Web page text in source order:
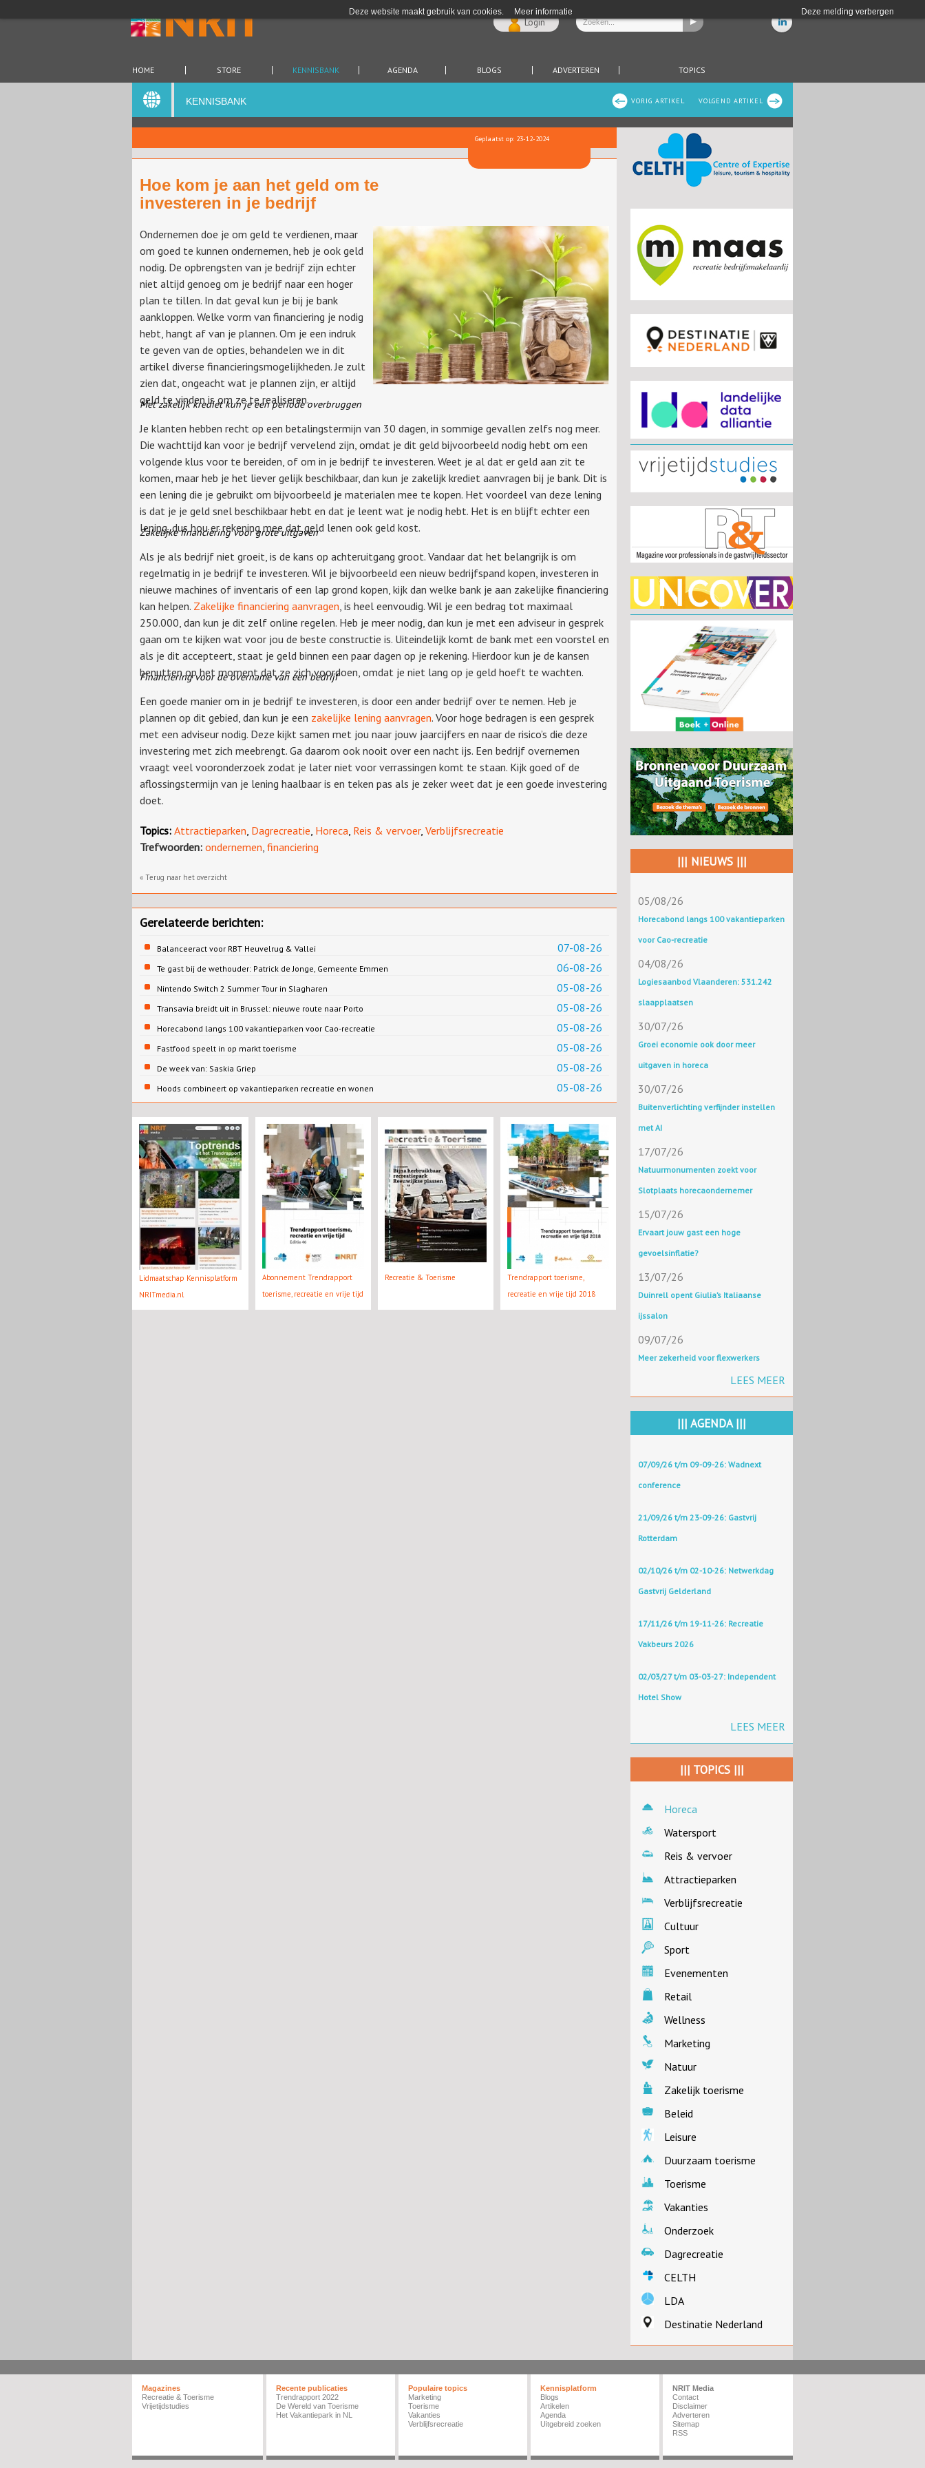
Deze website maakt gebruik van cookies. Meer informatie Deze melding verbergen
Login
HOME STORE KENNISBANK AGENDA BLOGS ADVERTEREN TOPICS
VOLGEND ARTIKEL
VORIG ARTIKEL
KENNISBANK
Geplaatst op: 23-12-2024
Hoe kom je aan het geld om te
investeren in je bedrijf
Ondernemen doe je om geld te verdienen, maar
om goed te kunnen ondernemen, heb je ook geld
nodig. De opbrengsten van je bedrijf zijn echter
niet altijd genoeg om je bedrijf naar een hoger
plan te tillen. In dat geval kun je bij je bank
aankloppen. Welke vorm van financiering je nodig
hebt, hangt af van je plannen. Om je een indruk
te geven van de opties, behandelen we in dit
artikel diverse financieringsmogelijkheden. Je zult
zien dat, ongeacht wat je plannen zijn, er altijd
geld te vinden is om ze te realiseren.
Met zakelijk krediet kun je een periode overbruggen
Je klanten hebben recht op een betalingstermijn van 30 dagen, in sommige gevallen zelfs nog meer.
Die wachttijd kan voor je bedrijf vervelend zijn, omdat je dit geld bijvoorbeeld nodig hebt om een
volgende klus voor te bereiden, of om in je bedrijf te investeren. Weet je al dat er geld aan zit te
komen, maar heb je het liever gelijk beschikbaar, dan kun je zakelijk krediet aanvragen bij je bank. Dit is
een lening die je gebruikt om bijvoorbeeld je materialen mee te kopen. Het voordeel van deze lening
is dat je je geld snel beschikbaar hebt en dat je leent wat je nodig hebt. Het is en blijft echter een
lening, dus hou er rekening mee dat geld lenen ook geld kost.
Zakelijke financiering voor grote uitgaven
Als je als bedrijf niet groeit, is de kans op achteruitgang groot. Vandaar dat het belangrijk is om
regelmatig in je bedrijf te investeren. Wil je bijvoorbeeld een nieuw bedrijfspand kopen, investeren in
nieuwe machines of inventaris of een lap grond kopen, kijk dan welke bank je aan zakelijke financiering
kan helpen. Zakelijke financiering aanvragen , is heel eenvoudig. Wil je een bedrag tot maximaal
250.000, dan kun je dit zelf online regelen. Heb je meer nodig, dan kun je met een adviseur in gesprek
gaan om te kijken wat voor jou de beste constructie is. Uiteindelijk komt de bank met een voorstel en
als je dit accepteert, staat je geld binnen een paar dagen op je rekening. Hierdoor kun je de kansen
benutten op het moment dat ze zich voordoen, omdat je niet lang op je geld hoeft te wachten.
Financiering voor de overname van een bedrijf
Een goede manier om in je bedrijf te investeren, is door een ander bedrijf over te nemen. Heb je
plannen op dit gebied, dan kun je een zakelijke lening aanvragen. Voor hoge bedragen is een gesprek
met een adviseur nodig. Deze kijkt samen met jou naar jouw jaarcijfers en naar de risico’s die deze
investering met zich meebrengt. Ga daarom ook nooit over een nacht ijs. Een bedrijf overnemen
vraagt veel vooronderzoek zodat je later niet voor verrassingen komt te staan. Kijk goed of de
aflossingstermijn van je lening haalbaar is en teken pas als je zeker weet dat je een goede investering
doet.
Topics: Attractieparken Dagrecreatie Horeca Reis & vervoer, Verblijfsrecreatie
Trefwoorden: ondernemen financiering
« Terug naar het overzicht
Gerelateerde berichten:
07-08-26
Balanceeract voor RBT Heuvelrug & Vallei
06-08-26
Te gast bij de wethouder: Patrick de Jonge, Gemeente Emmen
05-08-26
Nintendo Switch 2 Summer Tour in Slagharen
05-08-26
Transavia breidt uit in Brussel: nieuwe route naar Porto
05-08-26
Horecabond langs 100 vakantieparken voor Cao-recreatie
05-08-26
Fastfood speelt in op markt toerisme
05-08-26
De week van: Saskia Griep
05-08-26
Hoods combineert op vakantieparken recreatie en wonen
Lidmaatschap Kennisplatform
NRITmedia.nl
Abonnement Trendrapport
toerisme, recreatie en vrije tijd
Recreatie & Toerisme
Trendrapport toerisme,
recreatie en vrije tijd 2018
||| NIEUWS |||
05/08/26
Horecabond langs 100 vakantieparken
voor Cao-recreatie
04/08/26
Logiesaanbod Vlaanderen: 531.242
slaapplaatsen
30/07/26
Groei economie ook door meer
uitgaven in horeca
30/07/26
Buitenverlichting verfijnder instellen
met AI
17/07/26
Natuurmonumenten zoekt voor
Slotplaats horecaondernemer
15/07/26
Ervaart jouw gast een hoge
gevoelsinflatie?
13/07/26
Duinrell opent Giulia’s Italiaanse
ijssalon
09/07/26
Meer zekerheid voor flexwerkers
LEES MEER
||| AGENDA |||
07/09/26 t/m 09-09-26: Wadnext
conference
21/09/26 t/m 23-09-26: Gastvrij
Rotterdam
02/10/26 t/m 02-10-26: Netwerkdag
Gastvrij Gelderland
17/11/26 t/m 19-11-26: Recreatie
Vakbeurs 2026
02/03/27 t/m 03-03-27: Independent
Hotel Show
LEES MEER
||| TOPICS |||
Horeca
Watersport
Reis & vervoer
Attractieparken
Verblijfsrecreatie
Cultuur
Sport
Evenementen
Retail
Wellness
Marketing
Natuur
Zakelijk toerisme
Beleid
Leisure
Duurzaam toerisme
Toerisme
Vakanties
Onderzoek
Dagrecreatie
CELTH
LDA
Destinatie Nederland
Magazines
Recreatie & Toerisme
Vrijetijdstudies
Recente publicaties
Trendrapport 2022
De Wereld van Toerisme
Het Vakantiepark in NL
Populaire topics
Marketing
Toerisme
Vakanties
Verblijfsrecreatie
Kennisplatform
Blogs
Artikelen
Agenda
Uitgebreid zoeken
NRIT Media
Contact
Disclaimer
Adverteren
Sitemap
RSS